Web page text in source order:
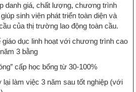
giá, chất lượng, chương trình
sinh viên phát triển toàn diện và
của thị trường lao động toàn cầu.
dục linh hoạt với chương trình cao
3 bằng
cấp học bổng từ 30-100%
làm việc 3 năm sau tốt nghiệp (với